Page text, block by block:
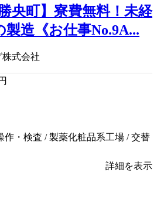
央町】寮費無料！未経
造《お仕事No.9A...
株式会社
作・検査 / 製薬化粧品系工場 / 交替
詳細を表示